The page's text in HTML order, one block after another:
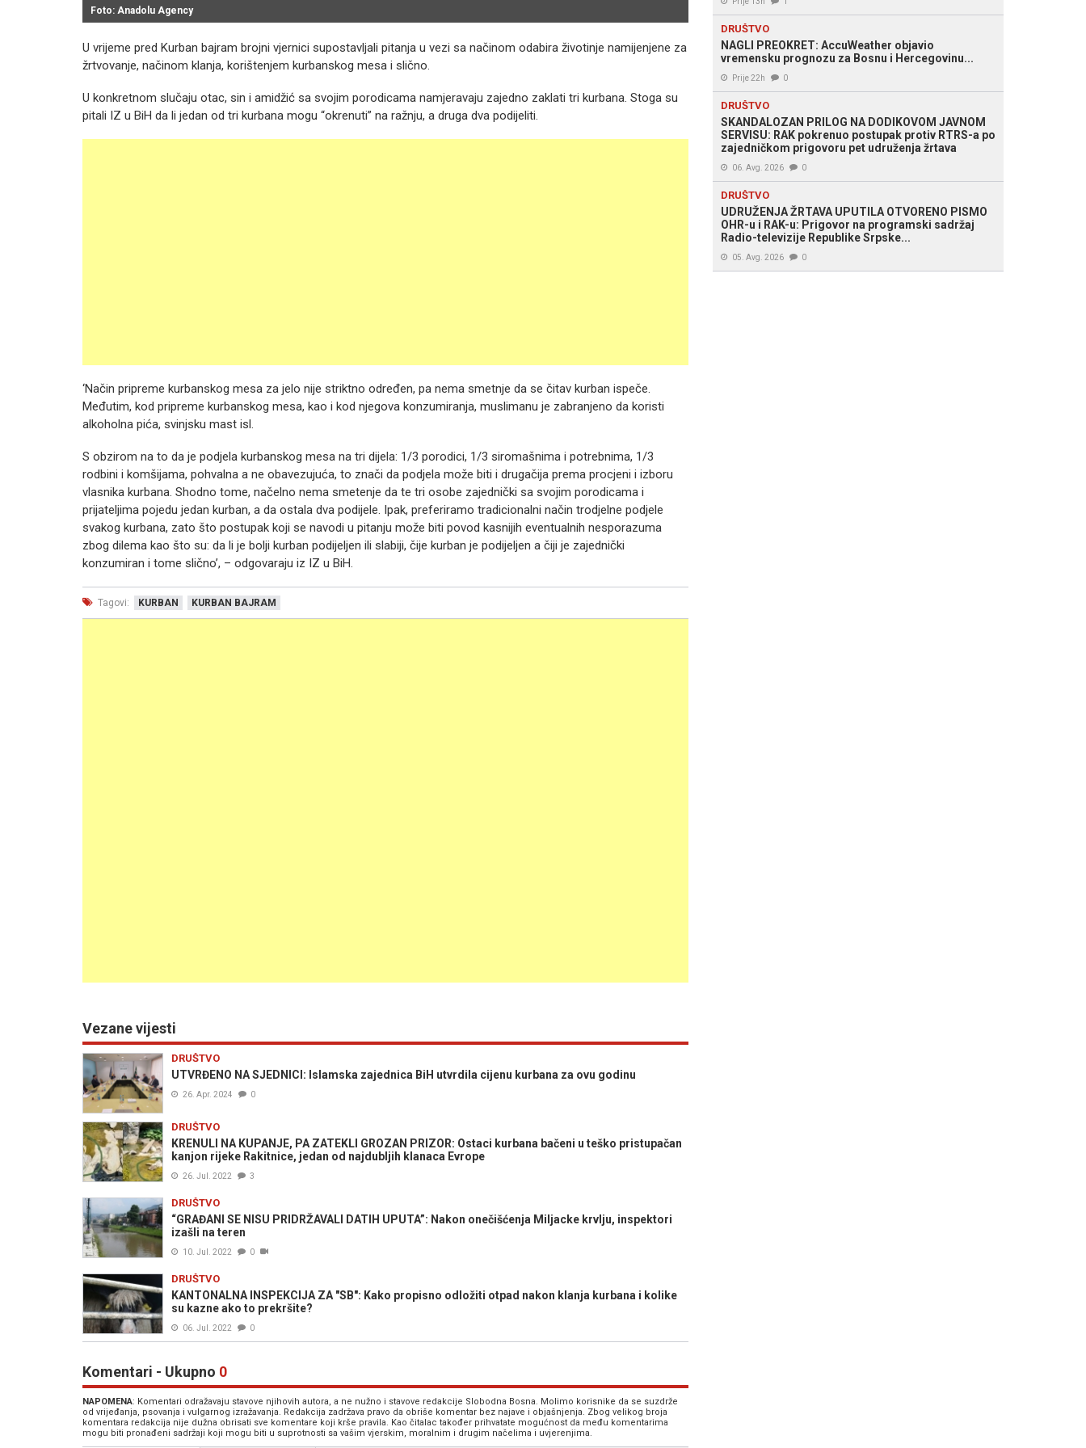
Foto: Anadolu Agency
U vrijeme pred Kurban bajram brojni vjernici supostavljali pitanja u vezi sa načinom odabira životinje namijenjene za
žrtvovanje, načinom klanja, korištenjem kurbanskog mesa i slično.
U konkretnom slučaju otac, sin i amidžić sa svojim porodicama namjeravaju zajedno zaklati tri kurbana. Stoga su
pitali IZ u BiH da li jedan od tri kurbana mogu “okrenuti” na ražnju, a druga dva podijeliti.
‘Način pripreme kurbanskog mesa za jelo nije striktno određen, pa nema smetnje da se čitav kurban ispeče.
Međutim, kod pripreme kurbanskog mesa, kao i kod njegova konzumiranja, muslimanu je zabranjeno da koristi
alkoholna pića, svinjsku mast isl.
S obzirom na to da je podjela kurbanskog mesa na tri dijela: 1/3 porodici, 1/3 siromašnima i potrebnima, 1/3
rodbini i komšijama, pohvalna a ne obavezujuća, to znači da podjela može biti i drugačija prema procjeni i izboru
vlasnika kurbana. Shodno tome, načelno nema smetenje da te tri osobe zajednički sa svojim porodicama i
prijateljima pojedu jedan kurban, a da ostala dva podijele. Ipak, preferiramo tradicionalni način trodjelne podjele
svakog kurbana, zato što postupak koji se navodi u pitanju može biti povod kasnijih eventualnih nesporazuma
zbog dilema kao što su: da li je bolji kurban podijeljen ili slabiji, čije kurban je podijeljen a čiji je zajednički
konzumiran i tome slično’, – odgovaraju iz IZ u BiH.
Tagovi: KURBAN KURBAN BAJRAM
Vezane vijesti
DRUŠTVO
UTVRĐENO NA SJEDNICI: Islamska zajednica BiH utvrdila cijenu kurbana za ovu godinu
26. Apr. 2024 0
DRUŠTVO
KRENULI NA KUPANJE, PA ZATEKLI GROZAN PRIZOR: Ostaci kurbana bačeni u teško pristupačan
kanjon rijeke Rakitnice, jedan od najdubljih klanaca Evrope
26. Jul. 2022 3
DRUŠTVO
“GRAĐANI SE NISU PRIDRŽAVALI DATIH UPUTA”: Nakon onečišćenja Miljacke krvlju, inspektori
izašli na teren
10. Jul. 2022 0
DRUŠTVO
KANTONALNA INSPEKCIJA ZA "SB": Kako propisno odložiti otpad nakon klanja kurbana i kolike
su kazne ako to prekršite?
06. Jul. 2022 0
Komentari - Ukupno 0
NAPOMENA: Komentari odražavaju stavove njihovih autora, a ne nužno i stavove redakcije Slobodna Bosna. Molimo korisnike da se suzdrže
od vrijeđanja, psovanja i vulgarnog izražavanja. Redakcija zadržava pravo da obriše komentar bez najave i objašnjenja. Zbog velikog broja
komentara redakcija nije dužna obrisati sve komentare koji krše pravila. Kao čitalac također prihvatate mogućnost da među komentarima
mogu biti pronađeni sadržaji koji mogu biti u suprotnosti sa vašim vjerskim, moralnim i drugim načelima i uvjerenjima.
DRUŠTVO
NAGLI PREOKRET: AccuWeather objavio
vremensku prognozu za Bosnu i Hercegovinu...
Prije 22h 0
DRUŠTVO
SKANDALOZAN PRILOG NA DODIKOVOM JAVNOM
SERVISU: RAK pokrenuo postupak protiv RTRS-a po
zajedničkom prigovoru pet udruženja žrtava
06. Avg. 2026 0
DRUŠTVO
UDRUŽENJA ŽRTAVA UPUTILA OTVORENO PISMO
OHR-u i RAK-u: Prigovor na programski sadržaj
Radio-televizije Republike Srpske...
05. Avg. 2026 0